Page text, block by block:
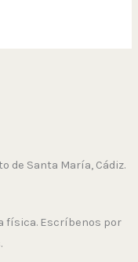
de Santa María, Cádiz.
física. Escríbenos por